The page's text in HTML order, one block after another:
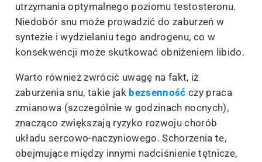
utrzymania optymalnego poziomu testosteronu.
Niedobór snu może prowadzić do zaburzeń w
syntezie i wydzielaniu tego androgenu, co w
konsekwencji może skutkować obniżeniem libido.
Warto również zwrócić uwagę na fakt, iż
zaburzenia snu, takie jak bezsenność czy praca
zmianowa (szczególnie w godzinach nocnych),
znacząco zwiększają ryzyko rozwoju chorób
układu sercowo-naczyniowego. Schorzenia te,
obejmujące między innymi nadciśnienie tętnicze,